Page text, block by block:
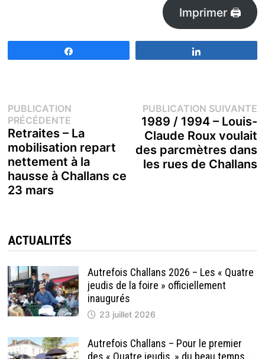
Imprimer 🖨
Navigation
de
l’article
PUBLICATION
PRÉCÉDENTEPublication
précédente :
Retraites – La
mobilisation repart
nettement à la
hausse à Challans ce
23 mars
PUBLICATION SUIVANTE
1989 / 1994 – Louis-
Claude Roux voulait
des parcmètres dans
les rues de Challans
ACTUALITÉS
Autrefois Challans 2026 – Les « Quatre
jeudis de la foire » officiellement
inaugurés
23 juillet 2026
Autrefois Challans – Pour le premier